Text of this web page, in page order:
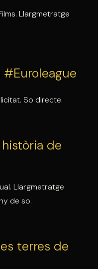
Llargmetratge
So directe.
de
Llargmetratge
de so.
terres de